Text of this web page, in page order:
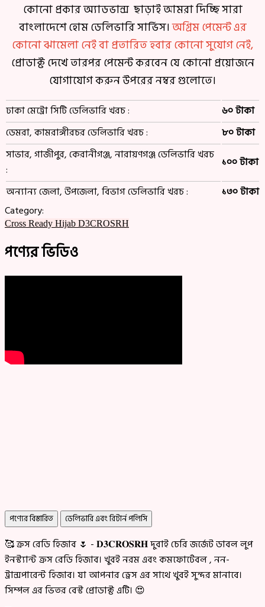
কোনো প্রকার অ্যাডভান্স ছাড়াই আমরা দিচ্ছি সারা
বাংলাদেশে হোম ডেলিভারি সার্ভিস।অগ্রিম পেমেন্ট এর
কোনো ঝামেলা নেই বা প্রতারিত হবার কোনো সুযোগ নেই,
প্রোডাক্ট দেখে তারপর পেমেন্ট করবেন যে কোনো প্রয়োজনে
যোগাযোগ করুন উপরের নম্বর গুলোতে।
ঢাকা মেট্রো সিটি ডেলিভারি খরচ :
৬০ টাকা
ডেমরা, কামরাঙ্গীরচর ডেলিভারি খরচ :
৮০ টাকা
সাভার, গাজীপুর, কেরানীগঞ্জ, নারায়ণগঞ্জ ডেলিভারি খরচ
:
১০০ টাকা
অন্যান্য জেলা, উপজেলা, বিভাগ ডেলিভারি খরচ :
১৩০ টাকা
Category:
Cross Ready Hijab D3CROSRH
পণ্যের ভিডিও
পণ্যের বিস্তারিত ডেলিভারি এবং রিটার্ন পলিসি
🥰 ক্রস রেডি হিজাব 🌷 - 𝐃𝟑𝐂𝐑𝐎𝐒𝐑𝐇 দুবাই চেরি জর্জেট ডাবল লুপ
ইনস্ট্যান্ট ক্রস রেডি হিজাব। খুবই নরম এবং কমফোর্টেবল , নন-
ট্রান্সপারেন্ট হিজাব। যা আপনার ড্রেস এর সাথে খুবই সুন্দর মানাবে।
সিম্পল এর ভিতর বেস্ট প্রোডাক্ট এটি। 😍